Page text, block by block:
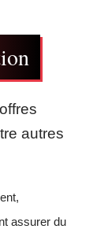
autres
assurer du